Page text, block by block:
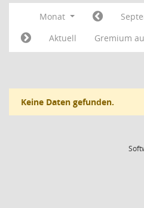
Monat
Aktuell
Gremium
Keine Daten gefunden.